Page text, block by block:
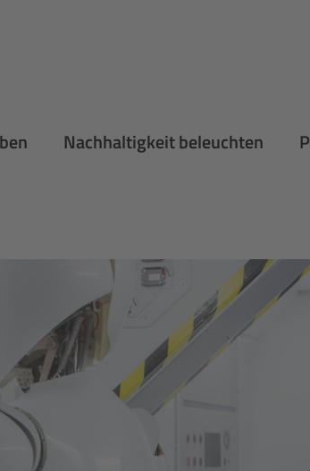
Nachhaltigkeit beleuchten